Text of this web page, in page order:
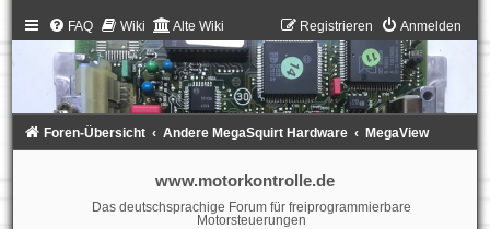
FAQ Wiki Alte Wiki Anmelden
Registrieren
Foren-Übersicht Andere MegaSquirt Hardware MegaView
www.motorkontrolle.de
Das deutschsprachige Forum für freiprogrammierbare
Motorsteuerungen